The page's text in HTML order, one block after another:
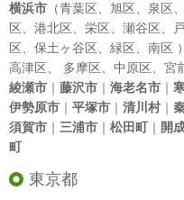
横浜市 （青葉区 旭区 泉区
区
港北区 栄区 瀬谷区
区
保土ヶ谷区 緑区 南区
高津区
多摩区 中原区 宮
綾瀬市 ｜ 藤沢市 ｜ 海老名市 ｜
伊勢原市 ｜ 平塚市 ｜ 清川村｜
須賀市 ｜ 三浦市 ｜ 松田町｜ 開
町
東京都